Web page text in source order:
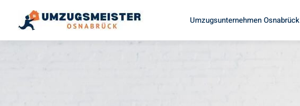
Umzugsunternehmen Osnabrück